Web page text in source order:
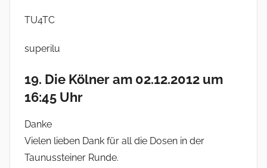
TU4TC
superilu
19. Die Kölner am 02.12.2012 um
16:45 Uhr
Danke
Vielen lieben Dank für all die Dosen in der
Taunussteiner Runde.